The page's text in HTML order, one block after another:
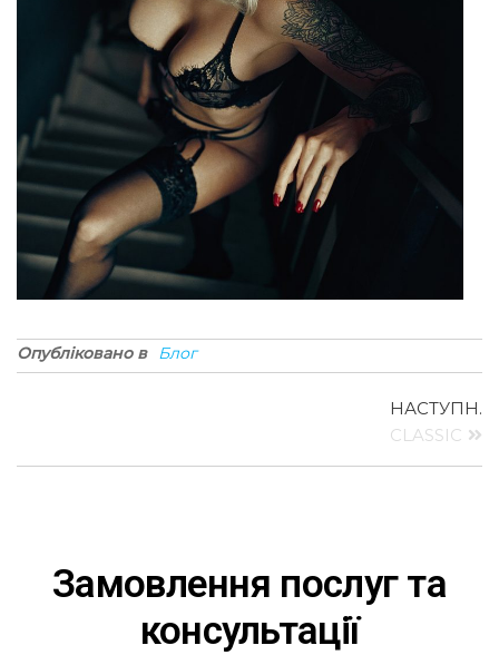
Опубліковано в Блог
НАСТУПН.
CLASSIC
Замовлення послуг та
консультації